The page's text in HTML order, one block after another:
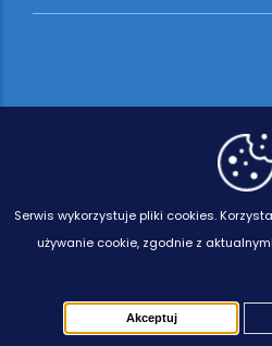
Serwis wykorzystuje pliki cookies.
używanie cookie, zgodnie z
Akceptuj